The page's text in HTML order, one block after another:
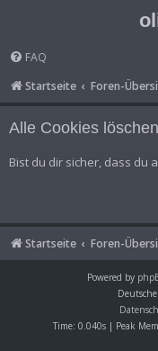
FAQ
Startseite
Foren-
Alle Cookies löschen
Bist du dir sicher, dass du
Startseite Foren-
Powered by
Time: 0.040s | Peak